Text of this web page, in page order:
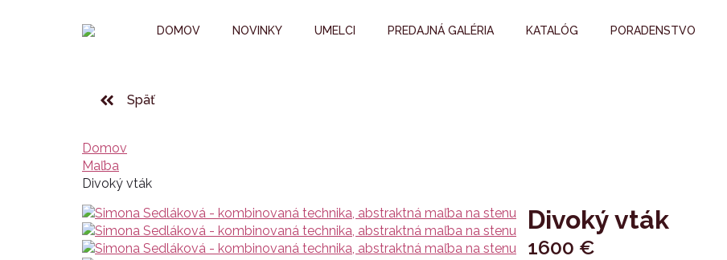
DOMOV NOVINKY UMELCI PREDAJNÁ GALÉRIA KATALÓG PORADENSTVO
Späť
Domov
Maľba
Divoký vták
Divoký vták
1600 €